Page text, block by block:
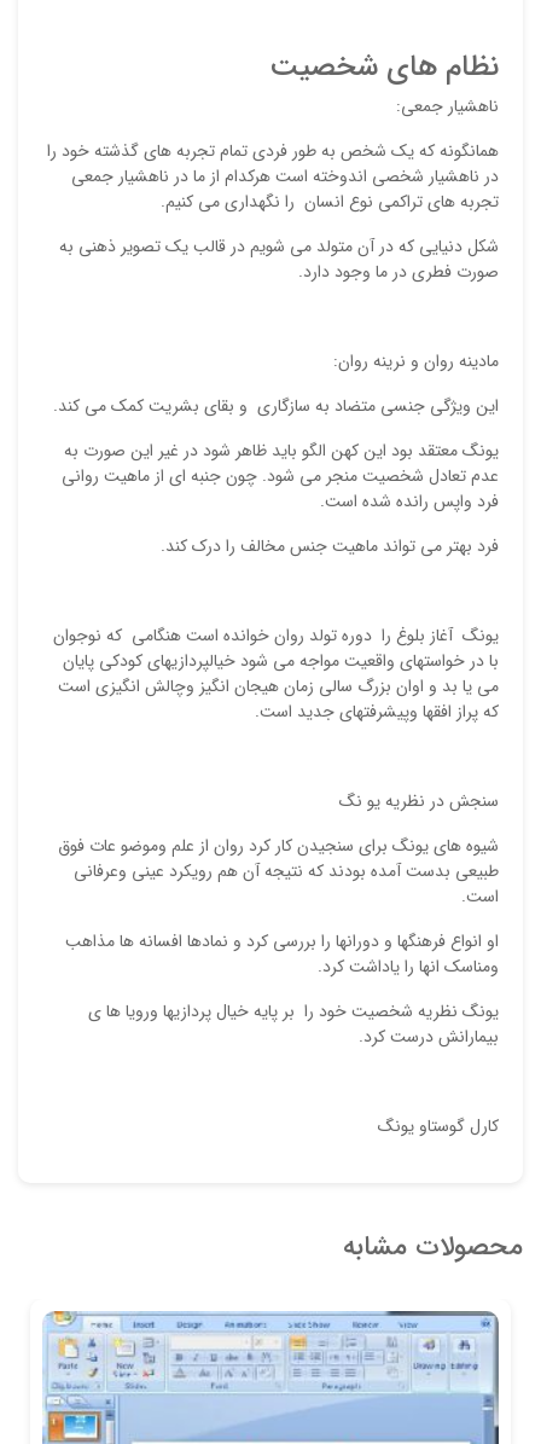
نظام های شخصیت
ناهشیار جمعی:
همانگونه که یک شخص به طور فردی تمام تجربه های گذشته خود را
در ناهشیار شخصی اندوخته است هرکدام از ما در ناهشیار جمعی
تجربه های تراکمی نوع انسان را نگهداری می کنیم.
شکل دنیایی که در آن متولد می شویم در قالب یک تصویر ذهنی به
صورت فطری در ما وجود دارد.
مادینه روان و نرینه روان:
این ویژگی جنسی متضاد به سازگاری و بقای بشریت کمک می کند.
یونگ معتقد بود این کهن الگو باید ظاهر شود در غیر این صورت به
عدم تعادل شخصیت منجر می شود. چون جنبه ای از ماهیت روانی
فرد واپس رانده شده است.
فرد بهتر می تواند ماهیت جنس مخالف را درک کند.
یونگ آغاز بلوغ را دوره تولد روان خوانده است هنگامی که نوجوان
با در خواستهای واقعیت مواجه می شود خیالپردازیهای کودکی پایان
می یا بد و اوان بزرگ سالی زمان هیجان انگیز وچالش انگیزی است
که پراز افقها وپیشرفتهای جدید است.
سنجش در نظریه یو نگ
شیوه های یونگ برای سنجیدن کار کرد روان از علم وموضو عات فوق
طبیعی بدست آمده بودند که نتیجه آن هم رویکرد عینی وعرفانی
است.
او انواع فرهنگها و دورانها را بررسی کرد و نمادها افسانه ها مذاهب
ومناسک انها را یاداشت کرد.
یونگ نظریه شخصیت خود را بر پایه خیال پردازیها ورویا ها ی
بیمارانش درست کرد.
کارل گوستاو یونگ
محصولات مشابه